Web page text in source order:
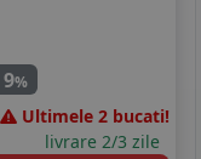
9%
Ultimele 2 bucati!
livrare 2/3 zile